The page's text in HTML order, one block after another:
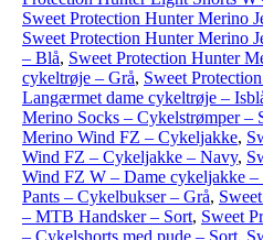
Sweet Protection Hunter Merino
Sweet Protection Hunter Merino
– Blå, Sweet Protection Hunter
cykeltrøje – Grå, Sweet
Langærmet dame cykeltrøje –
Merino Socks – Cykelstrømper –
Merino Wind FZ – Cykeljakke,
Wind FZ – Cykeljakke – Navy,
Wind FZ W – Dame cykeljakke –
Pants – Cykelbukser – Grå,
– MTB Handsker – Sort, Sweet
– Cykelshorts med pude – Sort,